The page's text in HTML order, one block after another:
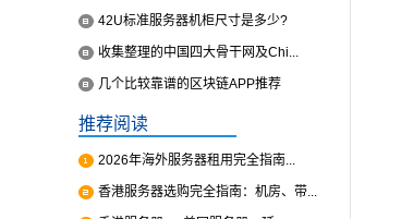
42U标准服务器机柜尺寸是多少?
收集整理的中国四大骨干网及Chi...
几个比较靠谱的区块链APP推荐
推荐阅读
2026年海外服务器租用完全指南...
香港服务器选购完全指南：机房、带...